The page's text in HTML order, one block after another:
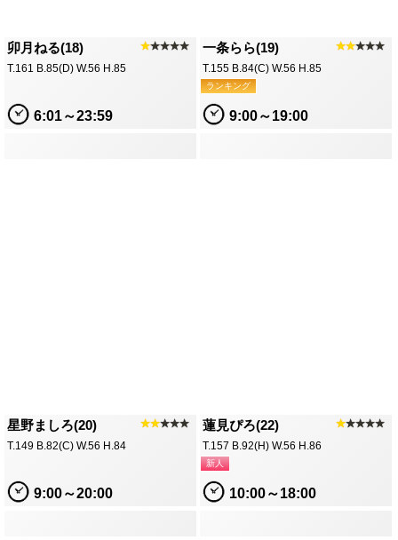
卯月ねる(18) ★★★★★
T.161 B.85(D) W.56 H.85
6:01～23:59
一条らら(19) ★★★★★
T.155 B.84(C) W.56 H.85
ランキング
9:00～19:00
蓮見ぴろ(22) ★★★★★
T.157 B.92(H) W.56 H.86
新人
10:00～18:00